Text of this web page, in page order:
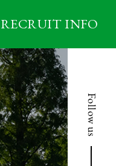
Follow us
RECRUIT INFO